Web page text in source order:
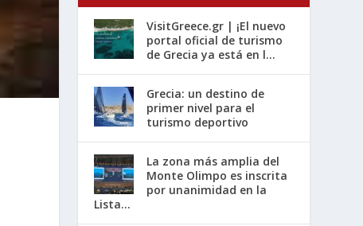
VisitGreece.gr | ¡El nuevo
portal oficial de turismo
de Grecia ya está en l...
Grecia: un destino de
primer nivel para el
turismo deportivo
La zona más amplia del
Monte Olimpo es inscrita
por unanimidad en la
Lista...